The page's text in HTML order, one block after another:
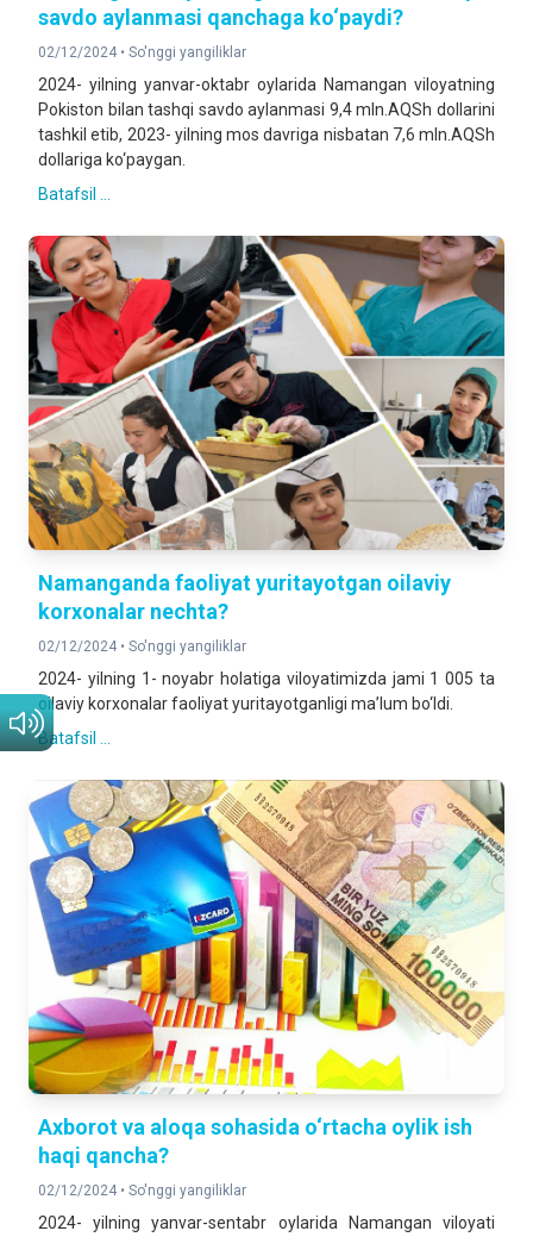
savdo aylanmasi qanchaga ko‘paydi?
02/12/2024 • So'nggi yangiliklar
2024- yilning yanvar-oktabr oylarida Namangan viloyatning
Pokiston bilan tashqi savdo aylanmasi 9,4 mln.AQSh dollarini
tashkil etib, 2023- yilning mos davriga nisbatan 7,6 mln.AQSh
dollariga ko‘paygan.
Batafsil ...
Namanganda faoliyat yuritayotgan oilaviy
korxonalar nechta?
02/12/2024 • So'nggi yangiliklar
2024- yilning 1- noyabr holatiga viloyatimizda jami 1 005 ta
oilaviy korxonalar faoliyat yuritayotganligi ma’lum bo‘ldi.
Batafsil ...
Axborot va aloqa sohasida o‘rtacha oylik ish
haqi qancha?
02/12/2024 • So'nggi yangiliklar
2024- yilning yanvar-sentabr oylarida Namangan viloyati